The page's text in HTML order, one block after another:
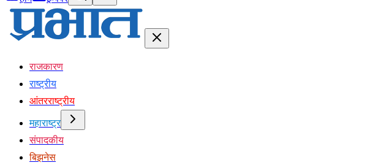
राजकारण
राष्ट्रीय
आंतरराष्ट्रीय
महाराष्ट्र
संपादकीय
बिझनेस